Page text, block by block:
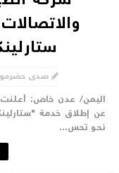
صدى حضرموت
عدن خاص: أعلنت
إطلاق خدمة
تحس...